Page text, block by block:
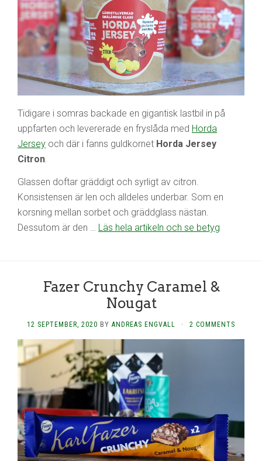
Tidigare i somras backade en gigantisk lastbil in på
uppfarten och levererade en fryslåda med Horda
Jersey och där i fanns guldkornet Horda Jersey
Citron
Glassen doftar gräddigt och syrligt av citron.
Konsistensen är len och alldeles underbar. Som en
korsning mellan sorbet och gräddglass nästan.
Dessutom är den … Läs hela artikeln och se betyg
Fazer Crunchy Caramel &
Nougat
12 SEPTEMBER, 2020 BY ANDREAS ENGVALL · 2 COMMENTS